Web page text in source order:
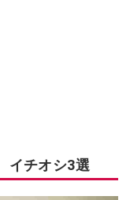
イチオシ3選